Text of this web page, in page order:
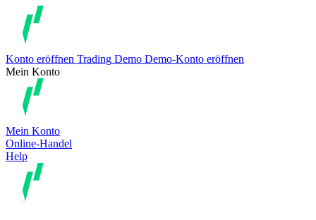
Konto eröffnen Trading Demo Demo-Konto eröffnen
Mein Konto
Mein Konto
Online-Handel
Help